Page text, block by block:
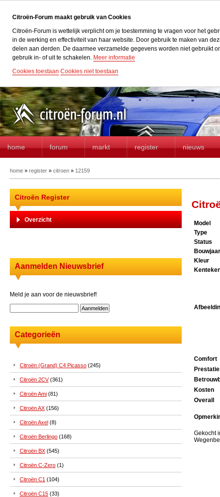
Citroën-Forum maakt gebruik van Cookies
Citroën-Forum is wettelijk verplicht om je toestemming te vragen voor het
in de werking en effectiviteit van haar website. Door gebruik te maken van
delen aan derden. De daarmee verzamelde gegevens worden niet gebruikt
gebruik in- of uit te schakelen. Meer informatie
Cookies toestaan Cookies niet toestaan
home forum markt register nieuws
home » register » citroen » 12159
Citroën Register
Overzicht
Aanmelden Nieuwsbrief
Meld je aan voor de nieuwsbrief!
Categorieën
Citroën (Grand) C4 Picasso (245)
Citroën 2CV(361)
Citroën Ami (81)
Citroën AX (156)
Citroën Axel (8)
Citroën Berlingo (168)
Citroën BX (545)
Citroën C-Zero (1)
Citroën C1 (104)
Citroën C15 (33)
Model
Type
Status
Bouwjaar
Kleur
Comfort
Kosten
Overall
Gekocht